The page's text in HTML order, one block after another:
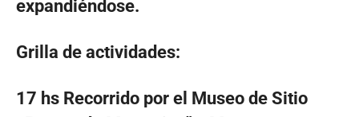
expandiéndose.
Grilla de actividades:
17 hs Recorrido por el Museo de Sitio